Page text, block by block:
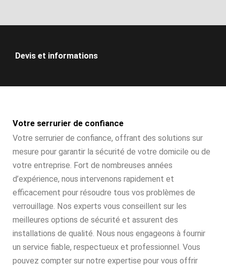
Devis et informations
Votre serrurier de confiance
Votre serrurier de confiance, offrant des solutions sur
mesure pour garantir la sécurité de votre domicile ou de
votre entreprise. Fort de nombreuses années
d’expérience, nous intervenons rapidement et
efficacement pour résoudre tous vos problèmes de
verrouillage. Nos experts vous conseillent sur les
meilleures options de sécurité et assurent des
installations de qualité. Nous nous engageons à fournir
un service fiable, respectueux et professionnel. Vous
pouvez compter sur notre expertise pour vous offrir